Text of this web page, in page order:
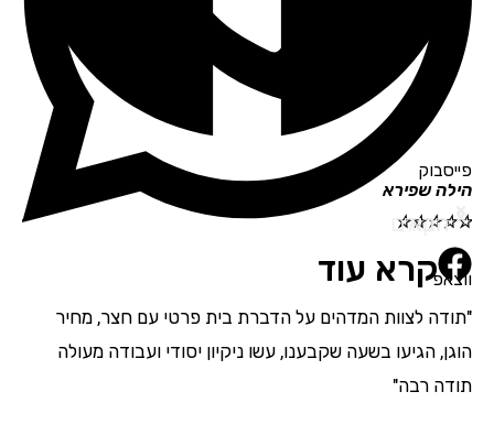
פייסבוק
ווצאפ
הילה שפירא
☆
☆
☆
☆
☆
קרא עוד
"תודה לצוות המדהים על הדברת בית פרטי עם חצר, מחיר
הוגן, הגיעו בשעה שקבענו, עשו ניקיון יסודי ועבודה מעולה
תודה רבה"
הקודם
הבא